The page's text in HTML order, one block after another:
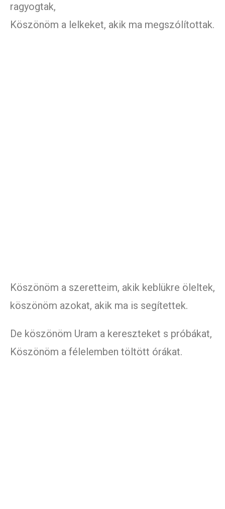
ragyogtak,
Köszönöm a lelkeket, akik ma megszólítottak.
Köszönöm a szeretteim, akik keblükre öleltek,
köszönöm azokat, akik ma is segítettek.
De köszönöm Uram a kereszteket s próbákat,
Köszönöm a félelemben töltött órákat.